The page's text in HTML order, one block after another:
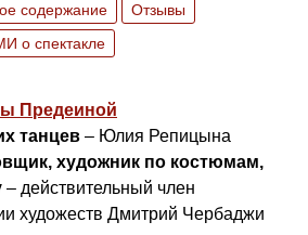
содержание
Отзывы
о спектакле
Предеиной
танцев – Юлия Репицына
художник по костюмам,
– действительный член
художеств Дмитрий Чербаджи